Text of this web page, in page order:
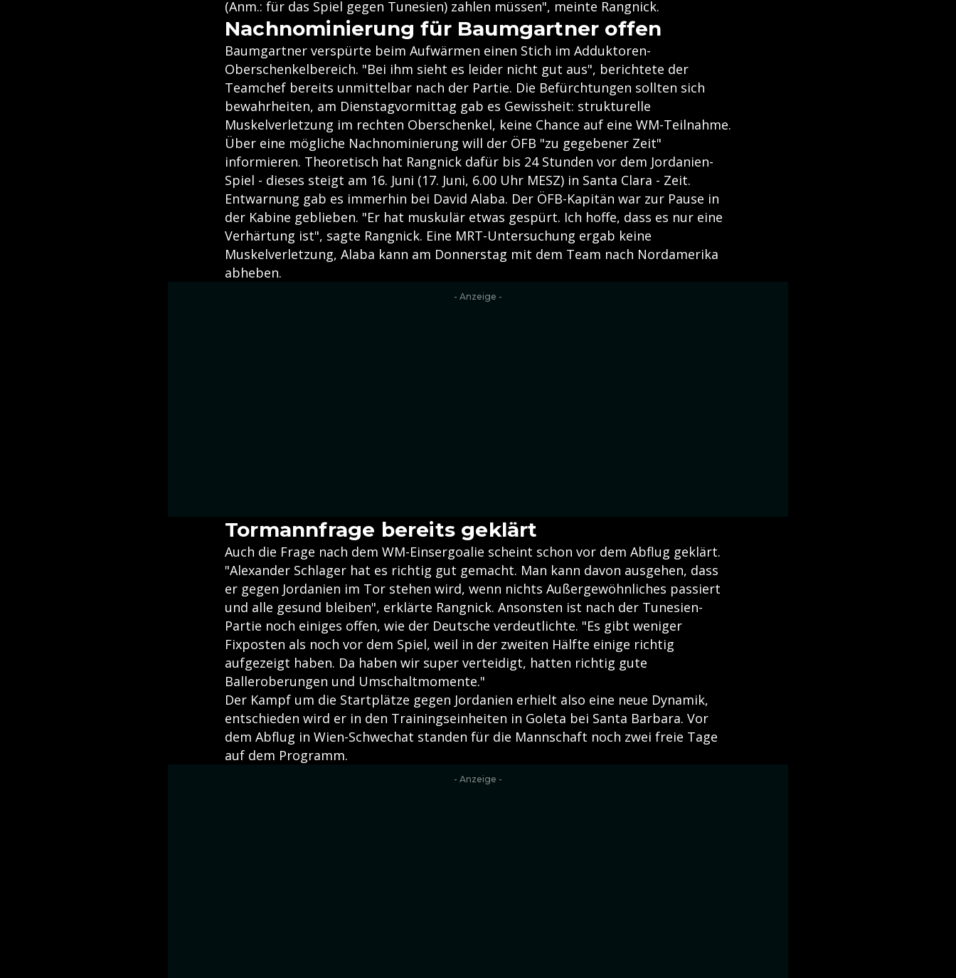
(Anm.: für das Spiel gegen Tunesien) zahlen müssen", meinte Rangnick.
Nachnominierung für Baumgartner offen
Baumgartner verspürte beim Aufwärmen einen Stich im Adduktoren-
Oberschenkelbereich. "Bei ihm sieht es leider nicht gut aus", berichtete der
Teamchef bereits unmittelbar nach der Partie. Die Befürchtungen sollten sich
bewahrheiten, am Dienstagvormittag gab es Gewissheit: strukturelle
Muskelverletzung im rechten Oberschenkel, keine Chance auf eine WM-Teilnahme.
Über eine mögliche Nachnominierung will der ÖFB "zu gegebener Zeit"
informieren. Theoretisch hat Rangnick dafür bis 24 Stunden vor dem Jordanien-
Spiel - dieses steigt am 16. Juni (17. Juni, 6.00 Uhr MESZ) in Santa Clara - Zeit.
Entwarnung gab es immerhin bei David Alaba. Der ÖFB-Kapitän war zur Pause in
der Kabine geblieben. "Er hat muskulär etwas gespürt. Ich hoffe, dass es nur eine
Verhärtung ist", sagte Rangnick. Eine MRT-Untersuchung ergab keine
Muskelverletzung, Alaba kann am Donnerstag mit dem Team nach Nordamerika
abheben.
- Anzeige -
Tormannfrage bereits geklärt
Auch die Frage nach dem WM-Einsergoalie scheint schon vor dem Abflug geklärt.
"Alexander Schlager hat es richtig gut gemacht. Man kann davon ausgehen, dass
er gegen Jordanien im Tor stehen wird, wenn nichts Außergewöhnliches passiert
und alle gesund bleiben", erklärte Rangnick. Ansonsten ist nach der Tunesien-
Partie noch einiges offen, wie der Deutsche verdeutlichte. "Es gibt weniger
Fixposten als noch vor dem Spiel, weil in der zweiten Hälfte einige richtig
aufgezeigt haben. Da haben wir super verteidigt, hatten richtig gute
Balleroberungen und Umschaltmomente."
Der Kampf um die Startplätze gegen Jordanien erhielt also eine neue Dynamik,
entschieden wird er in den Trainingseinheiten in Goleta bei Santa Barbara. Vor
dem Abflug in Wien-Schwechat standen für die Mannschaft noch zwei freie Tage
auf dem Programm.
- Anzeige -